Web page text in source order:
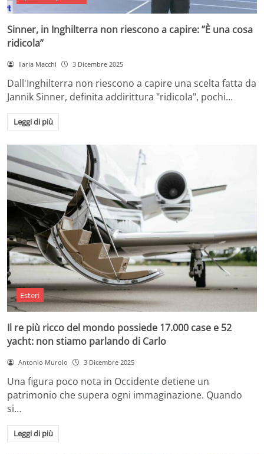
Sinner, in Inghilterra non riescono a capire: ”È una cosa
ridicola”
Ilaria Macchi 3 Dicembre 2025
Dall'Inghilterra non riescono a capire una scelta fatta da
Jannik Sinner, definita addirittura "ridicola", pochi…
Leggi di più
Esteri
Il re più ricco del mondo possiede 17.000 case e 52
yacht: non stiamo parlando di Carlo
Antonio Murolo 3 Dicembre 2025
Una figura poco nota in Occidente detiene un
patrimonio che supera ogni immaginazione. Quando
si…
Leggi di più